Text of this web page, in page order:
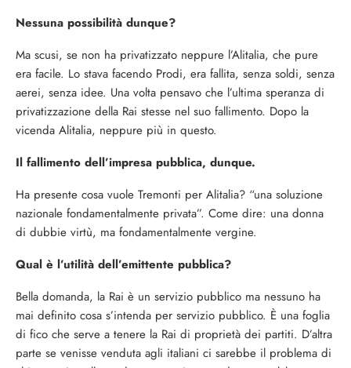
Nessuna possibilità dunque?
Ma scusi, se non ha privatizzato neppure l’Alitalia, che pure
era facile. Lo stava facendo Prodi, era fallita, senza soldi, senza
aerei, senza idee. Una volta pensavo che l’ultima speranza di
privatizzazione della Rai stesse nel suo fallimento. Dopo la
vicenda Alitalia, neppure più in questo.
Il fallimento dell’impresa pubblica, dunque.
Ha presente cosa vuole Tremonti per Alitalia? “una soluzione
nazionale fondamentalmente privata”. Come dire: una donna
di dubbie virtù, ma fondamentalmente vergine.
Qual è l’utilità dell’emittente pubblica?
Bella domanda, la Rai è un servizio pubblico ma nessuno ha
mai definito cosa s’intenda per servizio pubblico. È una foglia
di fico che serve a tenere la Rai di proprietà dei partiti. D’altra
parte se venisse venduta agli italiani ci sarebbe il problema di